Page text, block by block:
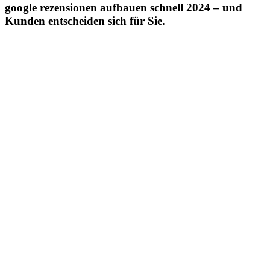
google rezensionen aufbauen schnell 2024 – und
Kunden entscheiden sich für Sie.